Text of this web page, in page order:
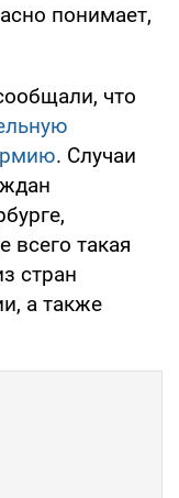
понимает,
что
. Случаи
всего такая
стран
а также